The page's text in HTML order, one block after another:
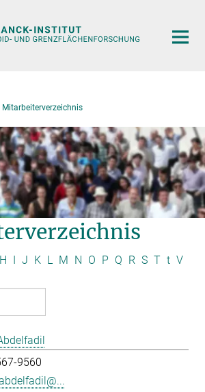
Mitarbeiterverzeichnis
H I J K L M N O P Q R S T t V
9560